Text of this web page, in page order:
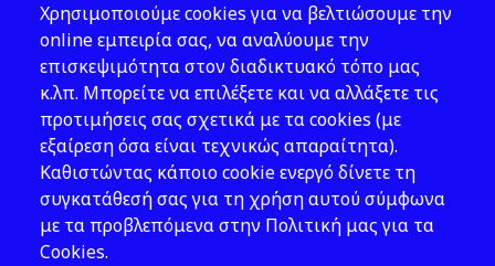
Νομοθεσία
Εκδόσεις
Νέα - Εκδηλώσεις
Ακολουθήστε μας
Χρησιμοποιούμε cookies για να βελτιώσουμε την
online εμπειρία σας, να αναλύουμε την
επισκεψιμότητα στον διαδικτυακό τόπο μας
κ.λπ. Μπορείτε να επιλέξετε και να αλλάξετε τις
προτιμήσεις σας σχετικά με τα cookies (με
εξαίρεση όσα είναι τεχνικώς απαραίτητα).
Καθιστώντας κάποιο cookie ενεργό δίνετε τη
συγκατάθεσή σας για τη χρήση αυτού σύμφωνα
με τα προβλεπόμενα στην Πολιτική μας για τα
Cookies.